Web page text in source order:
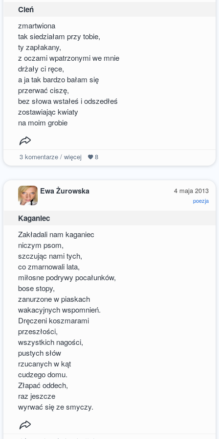
Cień
zmartwiona
tak siedziałam przy tobie,
ty zapłakany,
z oczami wpatrzonymi we mnie
drżały ci ręce,
a ja tak bardzo bałam się
przerwać ciszę,
bez słowa wstałeś i odszedłeś
zostawiając kwiaty
na moim grobie
3komentarze / więcej 8
4 maja 2013
poezja
Ewa Żurowska
Kaganiec
Zakładali nam kaganiec
niczym psom,
szczując nami tych,
co zmarnowali lata,
miłosne podrywy pocałunków,
bose stopy,
zanurzone w piaskach
wakacyjnych wspomnień.
Dręczeni koszmarami
przeszłości,
wszystkich nagości,
pustych słów
rzucanych w kąt
cudzego domu.
Złapać oddech,
raz jeszcze
wyrwać się ze smyczy.